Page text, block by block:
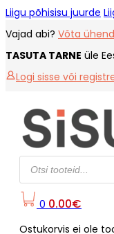
Liigu põhisisu juurde
Vajad abi? Võta
TASUTA TARNE üle
Logi sisse või
Products
search
0 0.00€
Ostukorvis ei ole